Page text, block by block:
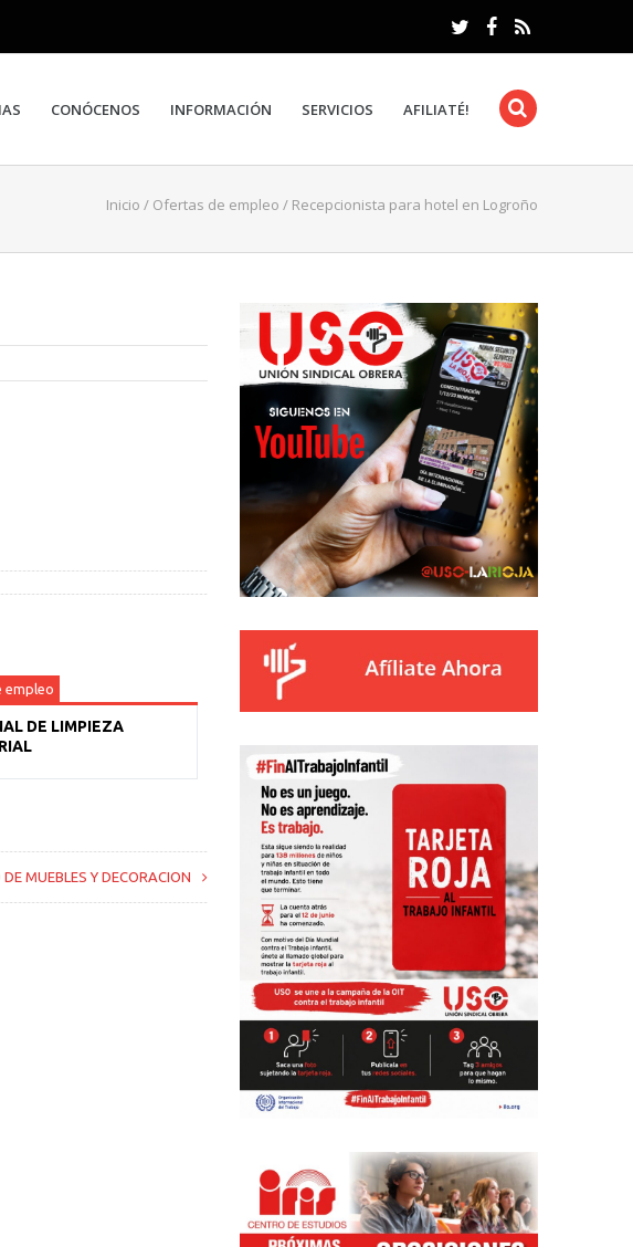
CONÓCENOS INFORMACIÓN SERVICIOS AFILIATÉ!
Inicio / Ofertas de empleo / Recepcionista para hotel en Logroño
empleo
DE LIMPIEZA
MUEBLES Y DECORACION